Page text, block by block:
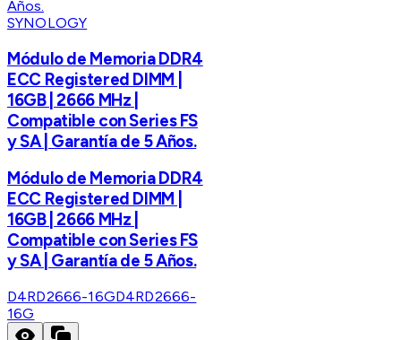
SYNOLOGY
Módulo de Memoria DDR4
ECC Registered DIMM |
16GB | 2666 MHz |
Compatible con Series FS
y SA | Garantía de 5 Años.
Módulo de Memoria DDR4
ECC Registered DIMM |
16GB | 2666 MHz |
Compatible con Series FS
y SA | Garantía de 5 Años.
D4RD2666-16GD4RD2666-
16G